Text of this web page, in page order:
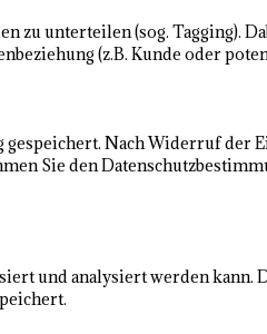
unterteilen (sog. Tagging).
(z.B. Kunde oder
Nach Widerruf der
Sie den
und analysiert werden kann.